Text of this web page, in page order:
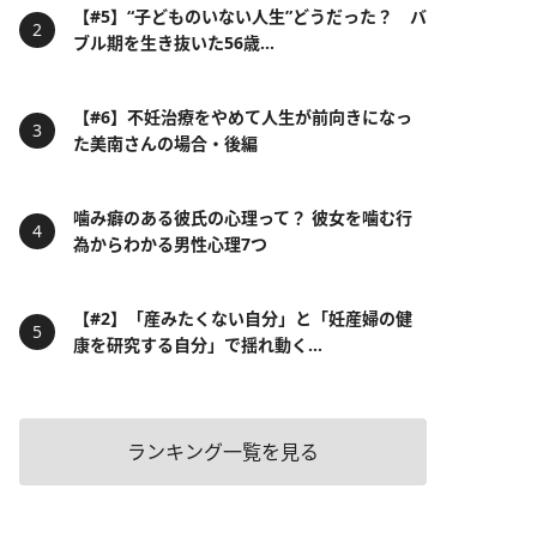
【#5】“子どものいない人生”どうだった？ バ
ブル期を生き抜いた56歳...
【#6】不妊治療をやめて人生が前向きになっ
た美南さんの場合・後編
噛み癖のある彼氏の心理って？ 彼女を噛む行
為からわかる男性心理7つ
【#2】「産みたくない自分」と「妊産婦の健
康を研究する自分」で揺れ動く...
ランキング一覧を見る